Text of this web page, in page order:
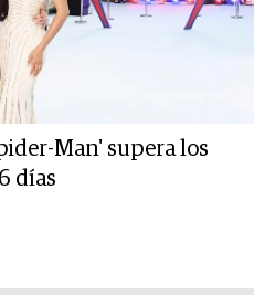
Man' supera los
días